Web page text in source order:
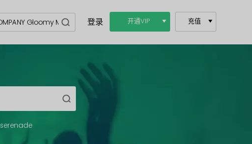
登录 开通VIP 充值
serenade